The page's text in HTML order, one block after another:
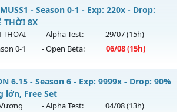
2026 - Mở máy chủ
2626
80%
Full Trong Shop
- Season 0-1 - Exp: 220x - Drop:
THỜI 8X
THOẠI - Alpha Test: 29/07(15h)
0-1 - Open Beta: 06/08(15h)
2026 - Mở máy chủ
6.15 - Season 6 - Exp: 9999x - Drop: 90%
lớn, Free Set
- Alpha Test: 04/08(13h)